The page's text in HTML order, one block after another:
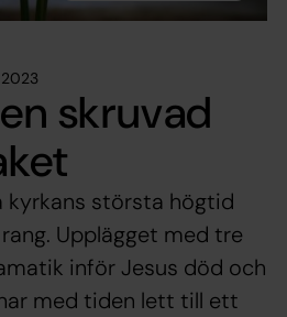
skruvad
kyrkans största högtid
Upplägget med tre
inför Jesus död och
med tiden lett till ett